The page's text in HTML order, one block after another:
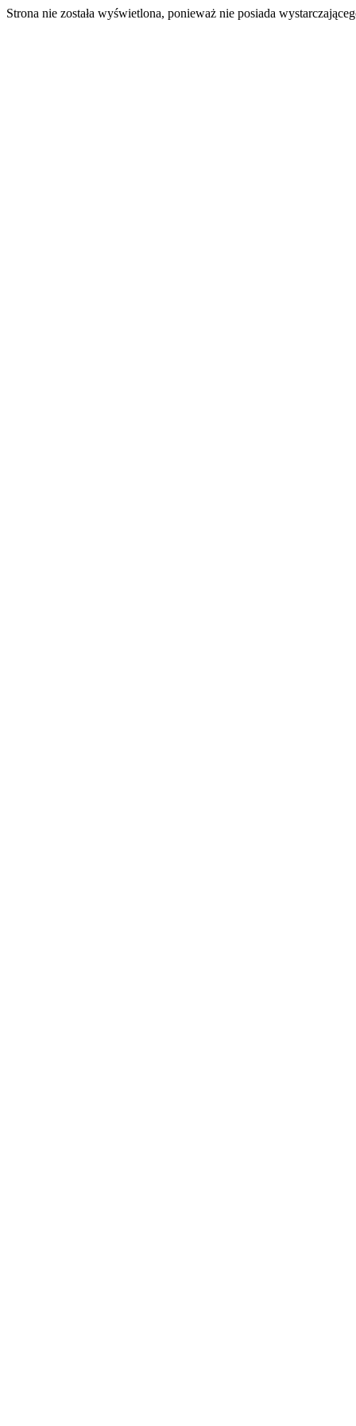
Strona nie została wyświetlona, ponieważ nie posiada